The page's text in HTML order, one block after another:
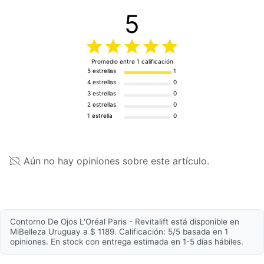
isohexadecane • mica • polysorbate 80 • sorbitan
oleate • tin oxide • dimethicone/vinyl dimethicone
crosspolymer • dimethiconol • chlorphenesin •
La lista de ingredientes de los productos se actualiza
regularmente, verificá la del empaque que es la más
actualizada, para asegurarte que es adecuada para
Zona de aplicación Contorno de ojos
15ml
dermatológicamente
Período de hidratación 24h
5
Promedio entre 1 calificación
5 estrellas
1
4 estrellas
0
3 estrellas
0
2 estrellas
0
1 estrella
0
Aún no hay opiniones sobre este artículo.
Contorno De Ojos L'Oréal Paris - Revitalift está disponible en
MiBelleza Uruguay a $ 1189. Calificación: 5/5 basada en 1
opiniones. En stock con entrega estimada en 1-5 días hábiles.